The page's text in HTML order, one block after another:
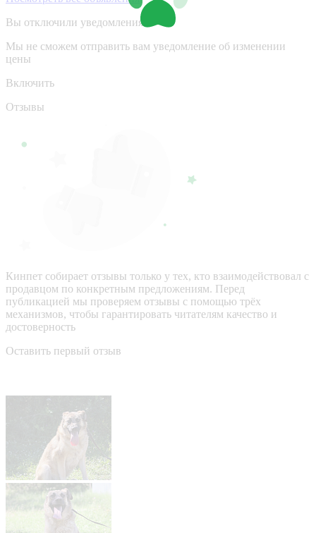
Вы отключили уведомления
Мы не сможем отправить вам уведомление об изменении
цены
Включить
Отзывы
Кинпет собирает отзывы только у тех, кто взаимодействовал с
продавцом по конкретным предложениям. Перед
публикацией мы проверяем отзывы с помощью трёх
механизмов, чтобы гарантировать читателям качество и
достоверность
Оставить первый отзыв